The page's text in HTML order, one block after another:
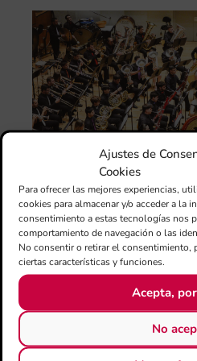
Ajustes de
Cookies
Para ofrecer las mejores experiencias,
cookies para almacenar y/o acceder a la
consentimiento a estas tecnologías nos
comportamiento de navegación o las
No consentir o retirar el consentimiento,
ciertas características y funciones.
Acepta,
No